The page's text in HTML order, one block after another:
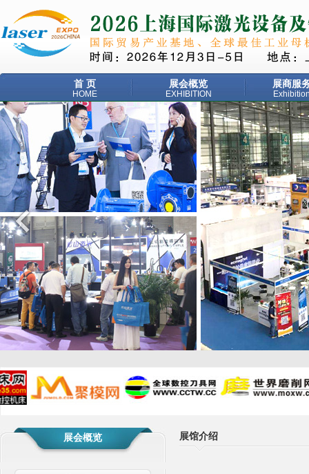
首 页
HOME
展会概览
EXHIBITION
展商服
展会概览 展馆介绍